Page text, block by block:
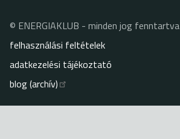
Lábléc
© ENERGIAKLUB - minden jog fenntartva
felhasználási feltételek
adatkezelési tájékoztató
blog (archív)